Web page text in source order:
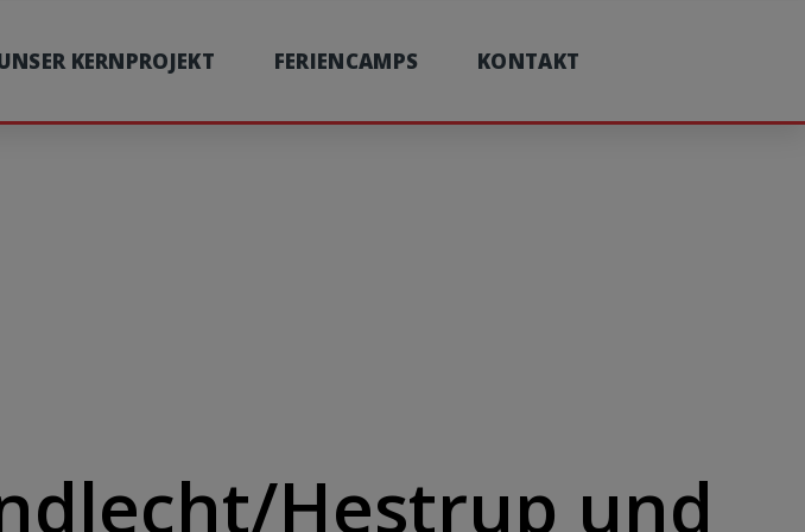
KERNPROJEKT FERIENCAMPS KONTAKT
Hestrup und